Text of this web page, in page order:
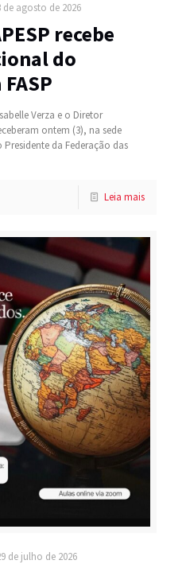
de agosto de 2026
recebe
do
Verza e o Diretor
ontem (3), na sede
da Federação das
Leia mais
de julho de 2026